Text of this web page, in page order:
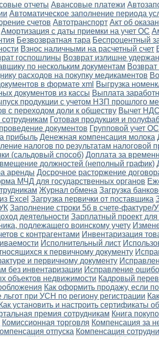
отчеты Авансовые платежи
Автоматическое заполнение периода
счетов Автотранспорт Акт об
Амортизация с даты приемки на учет ОС
Безвозвратная тара Беспроцентный
Взнос наличными на расчетный счет
госпошлины Возврат излишне
по нескольким документам
расходов на покупку медикаментов
в формате xml Выгрузка
документов из кассы Выплата
продукции с учетом НЗП прошлого
с переходом доли к обществу Вычет
Готовая продукция и
документов Групповой учет ОС
прибыль Денежная компенсация молока
налогов по результатам налоговой
(сальдовый способ) Доплата за
должностей (неполный график)
аренды Досрочное расторжение
МЧД для государственных органов
Журнал обмена Загрузка
Excel Загрузка первички от поставщика
Заполнение строки 5б в счете-фактуре/
деятельности Зарплатный проект
подлежащего воинскому учету
с контрагентами Инвентаризация
Исполнительный лист
к первичному документу
и первичному документу
без инвентаризации Исправление
объектов недвижимости Кадровый
Как оформить продажу, если
льгот при УСН по региону регистрации
Как установить и настроить сертификаты
премия сотрудникам Книга
Комиссионная торговля Компенсация за
отпуска Компенсация